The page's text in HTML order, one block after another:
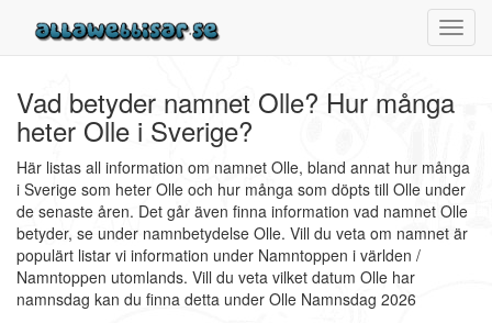
Vad betyder namnet Olle? Hur många
heter Olle i Sverige?
Här listas all information om namnet Olle, bland annat hur många
i Sverige som heter Olle och hur många som döpts till Olle under
de senaste åren. Det går även finna information vad namnet Olle
betyder, se under namnbetydelse Olle. Vill du veta om namnet är
populärt listar vi information under Namntoppen i världen /
Namntoppen utomlands. Vill du veta vilket datum Olle har
namnsdag kan du finna detta under Olle Namnsdag 2026